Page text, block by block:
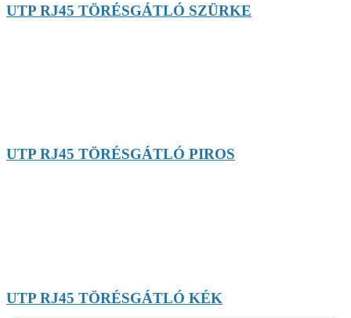
UTP RJ45 TÖRÉSGÁTLÓ SZÜRKE
UTP RJ45 TÖRÉSGÁTLÓ PIROS
UTP RJ45 TÖRÉSGÁTLÓ KÉK